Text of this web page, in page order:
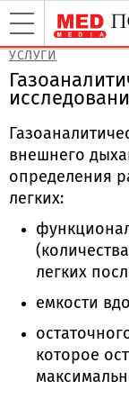
УСЛУГИ
внешнего
определения
легких:
легких
емкости
которое